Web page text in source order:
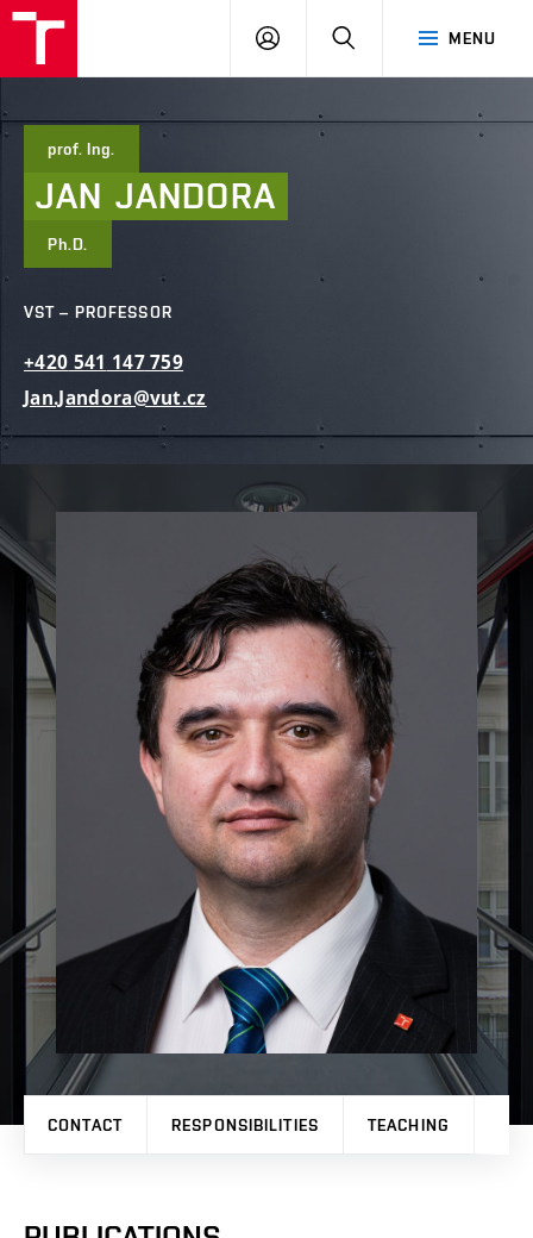
MENU
LOG
prof. Ing.
JAN JANDORA
Ph.D.
VST – PROFESSOR
+420 541 147759
Jan.Jandora@vut.cz
CONTACT RESPONSIBILITIES TEACHING